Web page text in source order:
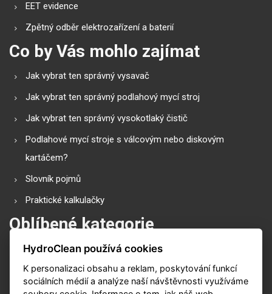
EET evidence
Zpětný odběr elektrozařízení a baterií
Co by Vás mohlo zajímat
Jak vybrat ten správný vysavač
Jak vybrat ten správný podlahový mycí stroj
Jak vybrat ten správný vysokotlaký čistič
Podlahové mycí stroje s válcovým nebo diskovým
kartáčem?
Slovník pojmů
Praktické kalkulačky
Oblíbené kategorie
Průmyslové vysavače
Vysokotlaké čističe
Podlahové mycí stroje
HydroClean používá cookies
K personalizaci obsahu a reklam, poskytování funkcí
sociálních médií a analýze naší návštěvnosti využíváme